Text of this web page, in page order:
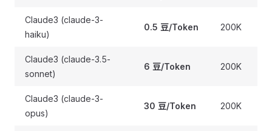
Claude3 (claude-3-
haiku)
0.5 豆/Token 200K
Claude3 (claude-3.5-
sonnet)
6 豆/Token 200K
Claude3 (claude-3-
opus)
30 豆/Token 200K